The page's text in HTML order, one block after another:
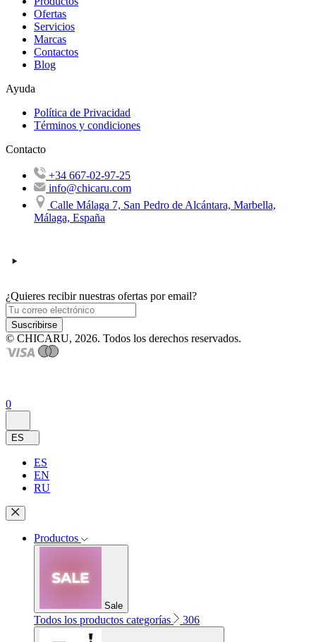
Ofertas
Servicios
Marcas
Contactos
Blog
Ayuda
Política de Privacidad
Términos y condiciones
Contacto
+34 667-02-97-25
info@chicaru.com
Calle Málaga 7, San Pedro de Alcántara, Marbella,
Málaga, España
¿Quieres recibir nuestras ofertas por email?
Suscribirse
© CHICARU, 2026. Todos los derechos reservados.
0
ES
ES
EN
RU
Productos
Sale
Todos los productos categorías 306